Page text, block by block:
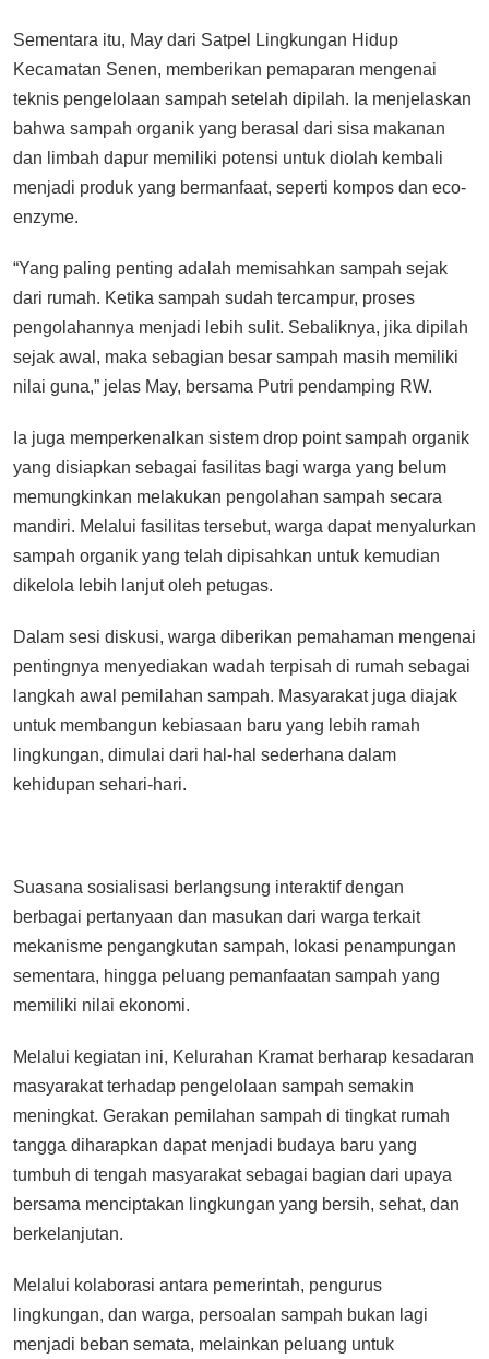
Sementara itu, May dari Satpel Lingkungan Hidup
Kecamatan Senen, memberikan pemaparan mengenai
teknis pengelolaan sampah setelah dipilah. Ia menjelaskan
bahwa sampah organik yang berasal dari sisa makanan
dan limbah dapur memiliki potensi untuk diolah kembali
menjadi produk yang bermanfaat, seperti kompos dan eco-
enzyme.
“Yang paling penting adalah memisahkan sampah sejak
dari rumah. Ketika sampah sudah tercampur, proses
pengolahannya menjadi lebih sulit. Sebaliknya, jika dipilah
sejak awal, maka sebagian besar sampah masih memiliki
nilai guna,” jelas May, bersama Putri pendamping RW.
Ia juga memperkenalkan sistem drop point sampah organik
yang disiapkan sebagai fasilitas bagi warga yang belum
memungkinkan melakukan pengolahan sampah secara
mandiri. Melalui fasilitas tersebut, warga dapat menyalurkan
sampah organik yang telah dipisahkan untuk kemudian
dikelola lebih lanjut oleh petugas.
Dalam sesi diskusi, warga diberikan pemahaman mengenai
pentingnya menyediakan wadah terpisah di rumah sebagai
langkah awal pemilahan sampah. Masyarakat juga diajak
untuk membangun kebiasaan baru yang lebih ramah
lingkungan, dimulai dari hal-hal sederhana dalam
kehidupan sehari-hari.
Suasana sosialisasi berlangsung interaktif dengan
berbagai pertanyaan dan masukan dari warga terkait
mekanisme pengangkutan sampah, lokasi penampungan
sementara, hingga peluang pemanfaatan sampah yang
memiliki nilai ekonomi.
Melalui kegiatan ini, Kelurahan Kramat berharap kesadaran
masyarakat terhadap pengelolaan sampah semakin
meningkat. Gerakan pemilahan sampah di tingkat rumah
tangga diharapkan dapat menjadi budaya baru yang
tumbuh di tengah masyarakat sebagai bagian dari upaya
bersama menciptakan lingkungan yang bersih, sehat, dan
berkelanjutan.
Melalui kolaborasi antara pemerintah, pengurus
lingkungan, dan warga, persoalan sampah bukan lagi
menjadi beban semata, melainkan peluang untuk